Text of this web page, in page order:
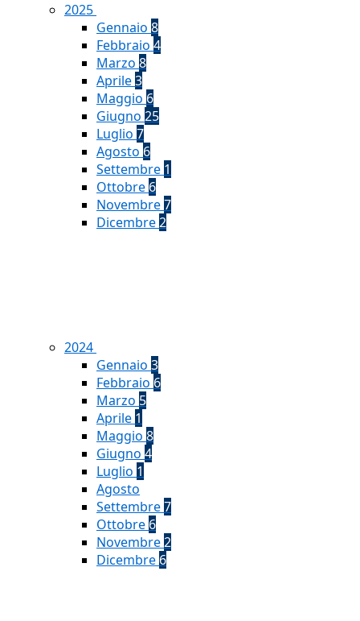
2025
Gennaio 8
Febbraio 4
Marzo 8
Aprile3
Maggio 6
Giugno 25
Luglio 7
Agosto 6
Settembre 1
Ottobre 6
Novembre7
Dicembre2
2024
Gennaio 3
Febbraio 6
Marzo 5
Aprile 1
Maggio 8
Giugno 4
Luglio 1
Agosto
Settembre7
Ottobre 6
Novembre2
Dicembre 6